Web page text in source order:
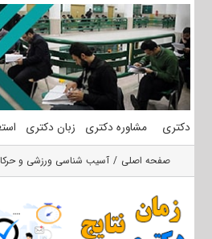
محتوا
دکتری مشاوره دکتری زبان دکتری
صفحه اصلی آسیب شناسی ورزشی و